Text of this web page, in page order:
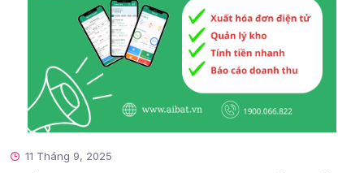
11 Tháng 9, 2025